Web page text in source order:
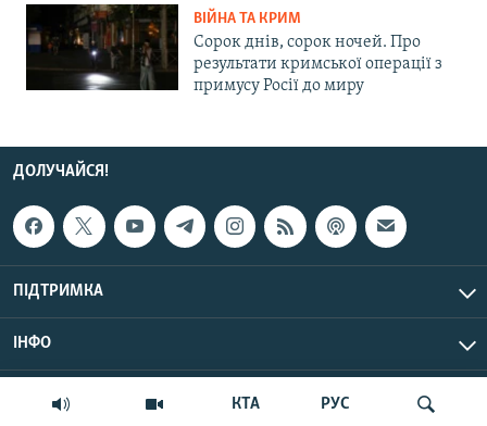
КТА РУС
ВІЙНА ТА КРИМ
Сорок днів, сорок ночей. Про
результати кримської операції з
примусу Росії до миру
ДОЛУЧАЙСЯ!
ПІДТРИМКА
ІНФО
© Крим.Реалії, 2026 | Усі права застережено.